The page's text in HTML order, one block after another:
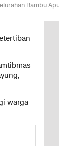
Bambu
warga